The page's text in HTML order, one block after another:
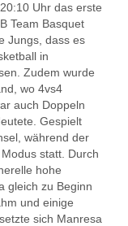
Uhr das erste
Team Basquet
Jungs, dass es
in
Zudem wurde
wo 4vs4
auch Doppeln
Gespielt
während der
statt. Durch
hohe
gleich zu Beginn
und einige
sich Manresa